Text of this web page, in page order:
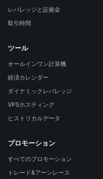
レバレッジと証拠金
取引時間
ツール
オールインワン計算機
経済カレンダー
ダイナミックレバレッジ
VPSホスティング
ヒストリカルデータ
プロモーション
すべてのプロモーション
トレード&アーンレース